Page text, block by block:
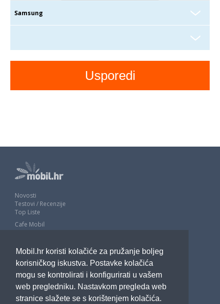
Mobil.hr koristi kolačiće za pružanje boljeg
korisničkog iskustva. Postavke kolačića
mogu se kontrolirati i konfigurirati u vašem
web pregledniku. Nastavkom pregleda web
stranice slažete se s korištenjem kolačića.
Novosti
Testovi / Recenzije
Top Liste
Cafe Mobil
Impressum
Marketing
Pravne odredbe
Izjava o privatnosti
POTRAŽITE NAS